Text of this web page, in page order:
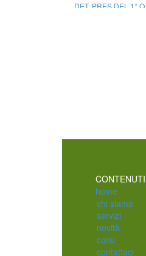
DET. PRES DEL 1°
CONTENUTI
home
chi siamo
servizi
novità
corsi
contattaci